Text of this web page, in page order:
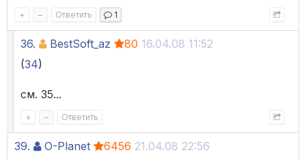
+ – Ответить 1
36. BestSoft_az 80 16.04.08 11:52
(34)
см. 35...
+ – Ответить
39. O-Planet 6456 21.04.08 22:56